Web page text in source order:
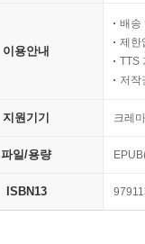
이용안내
배송
제한
TTS
저작
지원기기 크레
파일/용량
ISBN13